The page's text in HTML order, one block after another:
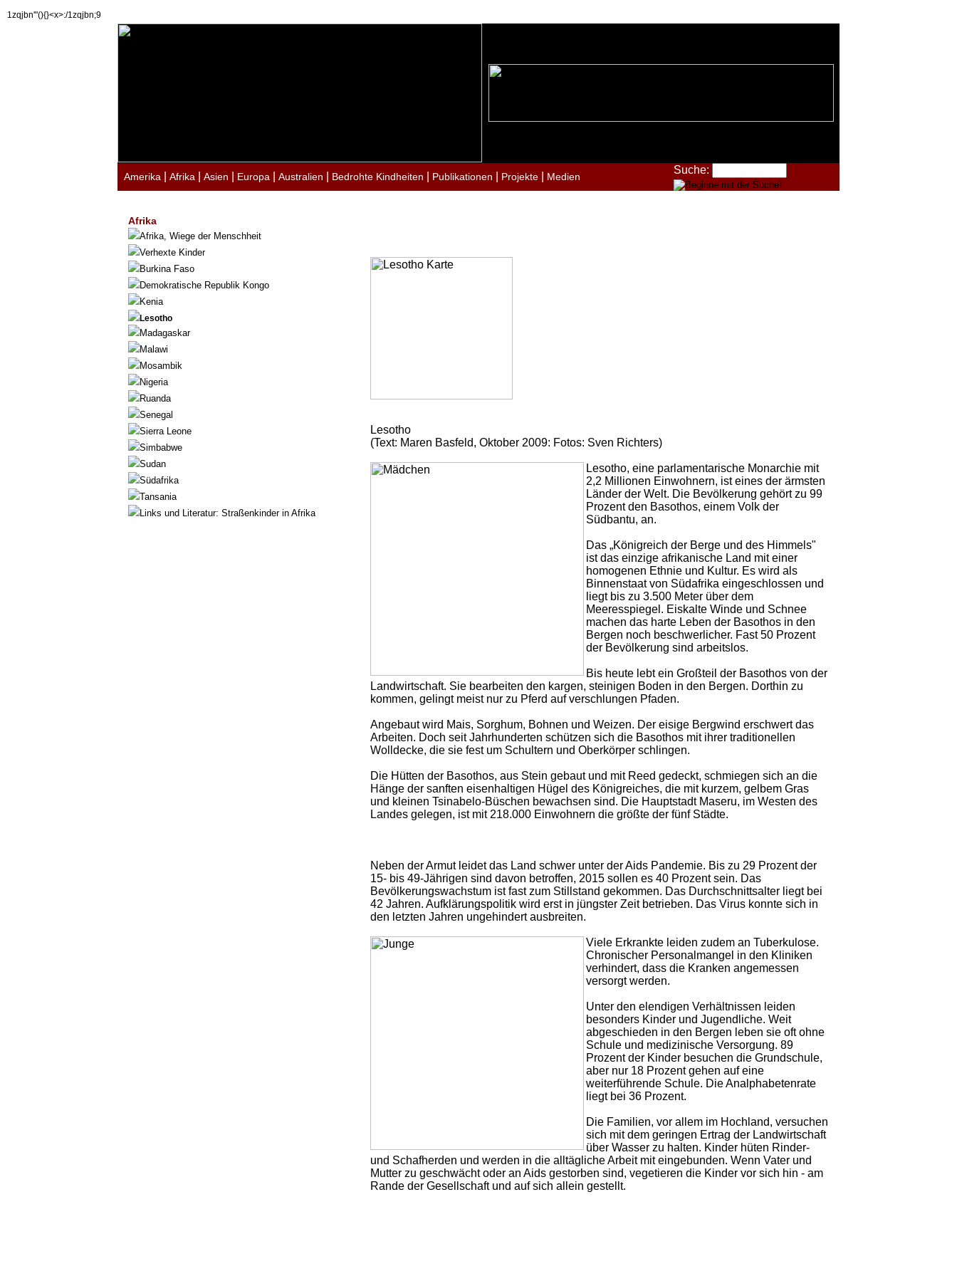
1zqjbn'"(){}<x>:/1zqjbn;9
Amerika Afrika Asien Europa Australien Bedrohte Kindheiten Publikationen Projekte Medien
Suche:
Afrika
Afrika, Wiege der Menschheit
Verhexte Kinder
Burkina Faso
Demokratische Republik Kongo
Kenia
Lesotho
Madagaskar
Malawi
Mosambik
Nigeria
Ruanda
Senegal
Sierra Leone
Simbabwe
Sudan
Südafrika
Tansania
Links und Literatur: Straßenkinder in Afrika
Lesotho
(Text: Maren Basfeld, Oktober 2009: Fotos: Sven Richters)
Lesotho, eine parlamentarische Monarchie mit
2,2 Millionen Einwohnern, ist eines der ärmsten
Länder der Welt. Die Bevölkerung gehört zu 99
Prozent den Basothos, einem Volk der
Südbantu, an.
Das „Königreich der Berge und des Himmels"
ist das einzige afrikanische Land mit einer
homogenen Ethnie und Kultur. Es wird als
Binnenstaat von Südafrika eingeschlossen und
liegt bis zu 3.500 Meter über dem
Meeresspiegel. Eiskalte Winde und Schnee
machen das harte Leben der Basothos in den
Bergen noch beschwerlicher. Fast 50 Prozent
der Bevölkerung sind arbeitslos.
Bis heute lebt ein Großteil der Basothos von der
Landwirtschaft. Sie bearbeiten den kargen, steinigen Boden in den Bergen. Dorthin zu
kommen, gelingt meist nur zu Pferd auf verschlungen Pfaden.
Angebaut wird Mais, Sorghum, Bohnen und Weizen. Der eisige Bergwind erschwert das
Arbeiten. Doch seit Jahrhunderten schützen sich die Basothos mit ihrer traditionellen
Wolldecke, die sie fest um Schultern und Oberkörper schlingen.
Die Hütten der Basothos, aus Stein gebaut und mit Reed gedeckt, schmiegen sich an die
Hänge der sanften eisenhaltigen Hügel des Königreiches, die mit kurzem, gelbem Gras
und kleinen Tsinabelo-Büschen bewachsen sind. Die Hauptstadt Maseru, im Westen des
Landes gelegen, ist mit 218.000 Einwohnern die größte der fünf Städte.
Neben der Armut leidet das Land schwer unter der Aids Pandemie. Bis zu 29 Prozent der
15- bis 49-Jährigen sind davon betroffen, 2015 sollen es 40 Prozent sein. Das
Bevölkerungswachstum ist fast zum Stillstand gekommen. Das Durchschnittsalter liegt bei
42 Jahren. Aufklärungspolitik wird erst in jüngster Zeit betrieben. Das Virus konnte sich in
den letzten Jahren ungehindert ausbreiten.
Viele Erkrankte leiden zudem an Tuberkulose.
Chronischer Personalmangel in den Kliniken
verhindert, dass die Kranken angemessen
versorgt werden.
Unter den elendigen Verhältnissen leiden
besonders Kinder und Jugendliche. Weit
abgeschieden in den Bergen leben sie oft ohne
Schule und medizinische Versorgung. 89
Prozent der Kinder besuchen die Grundschule,
aber nur 18 Prozent gehen auf eine
weiterführende Schule. Die Analphabetenrate
liegt bei 36 Prozent.
Die Familien, vor allem im Hochland, versuchen
sich mit dem geringen Ertrag der Landwirtschaft
über Wasser zu halten. Kinder hüten Rinder-
und Schafherden und werden in die alltägliche Arbeit mit eingebunden. Wenn Vater und
Mutter zu geschwächt oder an Aids gestorben sind, vegetieren die Kinder vor sich hin - am
Rande der Gesellschaft und auf sich allein gestellt.